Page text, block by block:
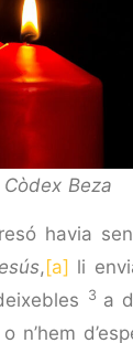
Còdex Beza
havia
, [a] li
3 a
o n’hem